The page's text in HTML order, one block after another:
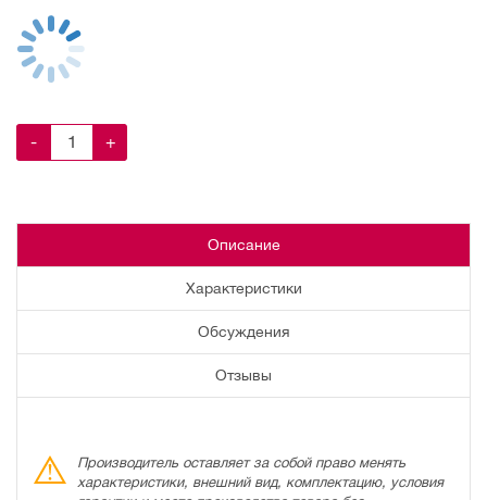
- +
Описание
Характеристики
Обсуждения
Отзывы
Производитель оставляет за собой право менять
характеристики, внешний вид, комплектацию, условия